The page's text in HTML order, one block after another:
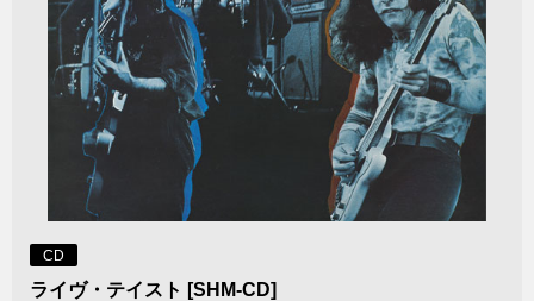
CD
ライヴ・テイスト [SHM-CD]